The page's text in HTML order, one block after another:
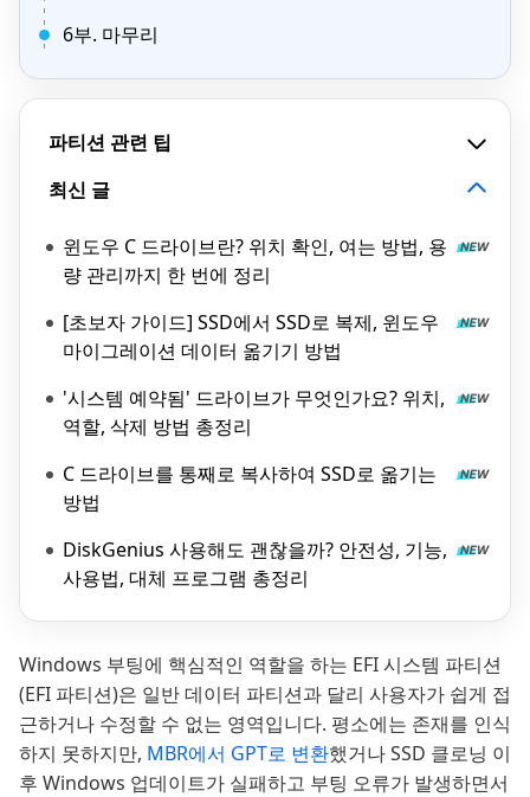
6부. 마무리
파티션 관련 팁
최신 글
윈도우 C 드라이브란? 위치 확인, 여는 방법, 용
량 관리까지 한 번에 정리
[초보자 가이드] SSD에서 SSD로 복제, 윈도우
마이그레이션 데이터 옮기기 방법
'시스템 예약됨' 드라이브가 무엇인가요? 위치,
역할, 삭제 방법 총정리
C 드라이브를 통째로 복사하여 SSD로 옮기는
방법
DiskGenius 사용해도 괜찮을까? 안전성, 기능,
사용법, 대체 프로그램 총정리
Windows 부팅에 핵심적인 역할을 하는 EFI 시스템 파티션
(EFI 파티션)은 일반 데이터 파티션과 달리 사용자가 쉽게 접
근하거나 수정할 수 없는 영역입니다. 평소에는 존재를 인식
하지 못하지만, MBR에서 GPT로 변환했거나 SSD 클로닝 이
후 Windows 업데이트가 실패하고 부팅 오류가 발생하면서